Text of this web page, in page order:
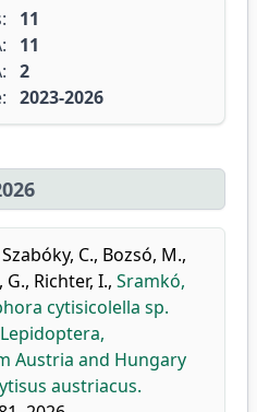
11
11
2
2023-2026
Szabóky, C., Bozsó, M.,
G., Richter, I., Sramkó,
cytisicolella sp.
Austria and Hungary
austriacus.